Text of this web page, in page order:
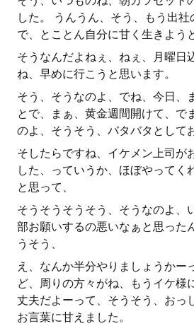
した。 うんうん、そう、もう出社
で、とことん自分に甘く生きよう
そうなんだよねぇ、ねぇ、月曜日
ね、早めに行こうと思います。
そう、そうなのよ、でね、今日、
とで、まぁ、黄金週間開けて、で
のよ、そうそう、バタバタとして
そしたらですね、イケメン上司が
した、っていうか、ほぼやってく
と思って、
そうそうそうそう、そうなのよ、
部お願いするの悪いなぁと思った
うそう、
え、なんか半分やりましょうかー
ど、周りの方々がね、もうイケ様
丈夫だよーって、そうそう、おっ
お言葉に甘えました。